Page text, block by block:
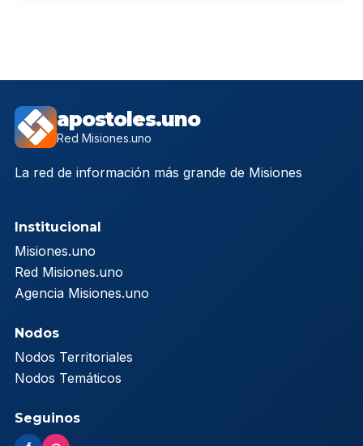
apostoles.uno
Red Misiones.uno
La red de información más grande de Misiones
Institucional
Misiones.uno
Red Misiones.uno
Agencia Misiones.uno
Nodos
Nodos Territoriales
Nodos Temáticos
Seguinos